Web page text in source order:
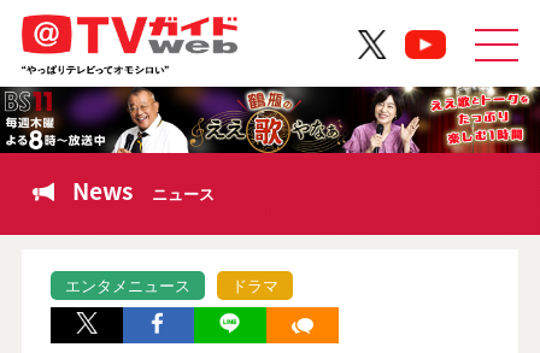
News ニュース
エンタメニュース ドラマ